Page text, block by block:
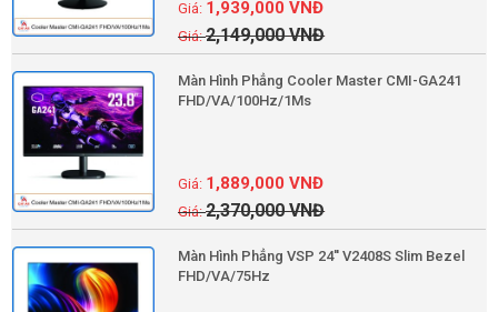
2,149,000VNĐ
1,939,000VNĐ
Màn Hình Phẳng Cooler Master CMI-GA241
FHD/VA/100Hz/1Ms
2,370,000VNĐ
1,889,000VNĐ
Màn Hình Phẳng VSP 24'' V2408S Slim Bezel
FHD/VA/75Hz